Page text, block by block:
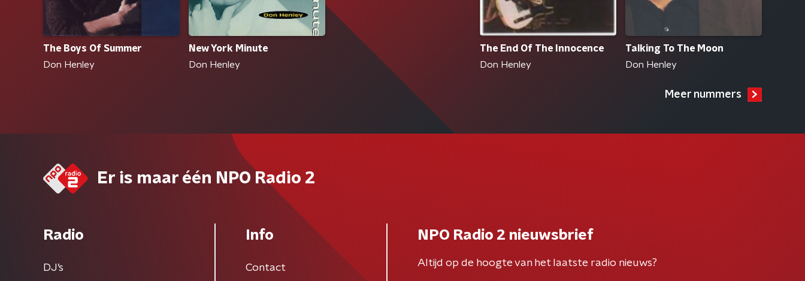
The Boys Of Summer
Don Henley
New York Minute
Don Henley
The End Of The Innocence
Don Henley
Talking To The Moon
Don Henley
Meer nummers
Er is maar één NPO Radio 2
Radio
DJ’s
Info
Contact
NPO Radio 2 nieuwsbrief
Altijd op de hoogte van het laatste radio nieuws?